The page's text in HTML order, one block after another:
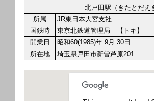
北戸田駅（きたと
所属
JR東日本大宮支社
国鉄時
東京北鉄道管理局 【トキ】
開業日
昭和60(1985)年 9月 30日
所在地
埼玉県戸田市新曽芦原201